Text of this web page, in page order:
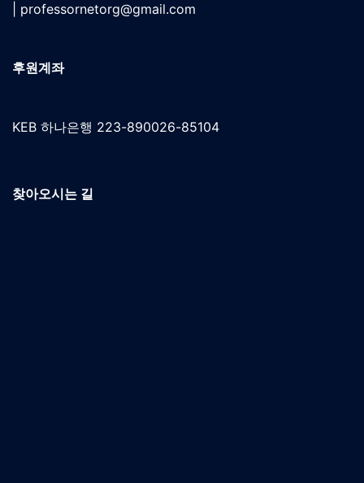
professornetorg@gmail.com
후원계좌
KEB 하나은행 223-890026-85104
찾아오시는 길